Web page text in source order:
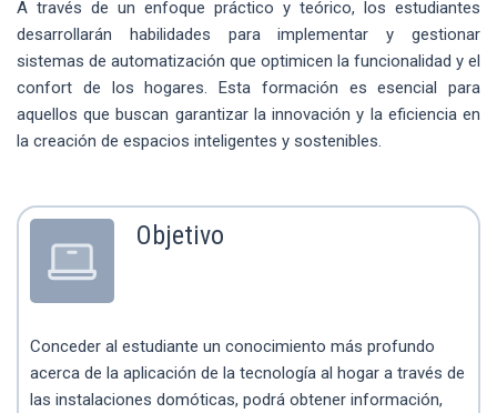
A través de un enfoque práctico y teórico, los estudiantes
desarrollarán habilidades para implementar y gestionar
sistemas de automatización que optimicen la funcionalidad y el
confort de los hogares. Esta formación es esencial para
aquellos que buscan garantizar la innovación y la eficiencia en
la creación de espacios inteligentes y sostenibles.
Objetivo
Conceder al estudiante un conocimiento más profundo
acerca de la aplicación de la tecnología al hogar a través de
las instalaciones domóticas, podrá obtener información,